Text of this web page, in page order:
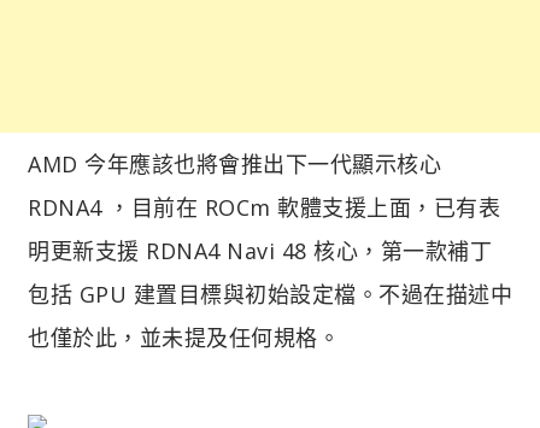
AMD 今年應該也將會推出下一代顯示核心
RDNA4 ，目前在 ROCm 軟體支援上面，已有表
明更新支援 RDNA4 Navi 48 核心，第一款補丁
包括 GPU 建置目標與初始設定檔。不過在描述中
也僅於此，並未提及任何規格。